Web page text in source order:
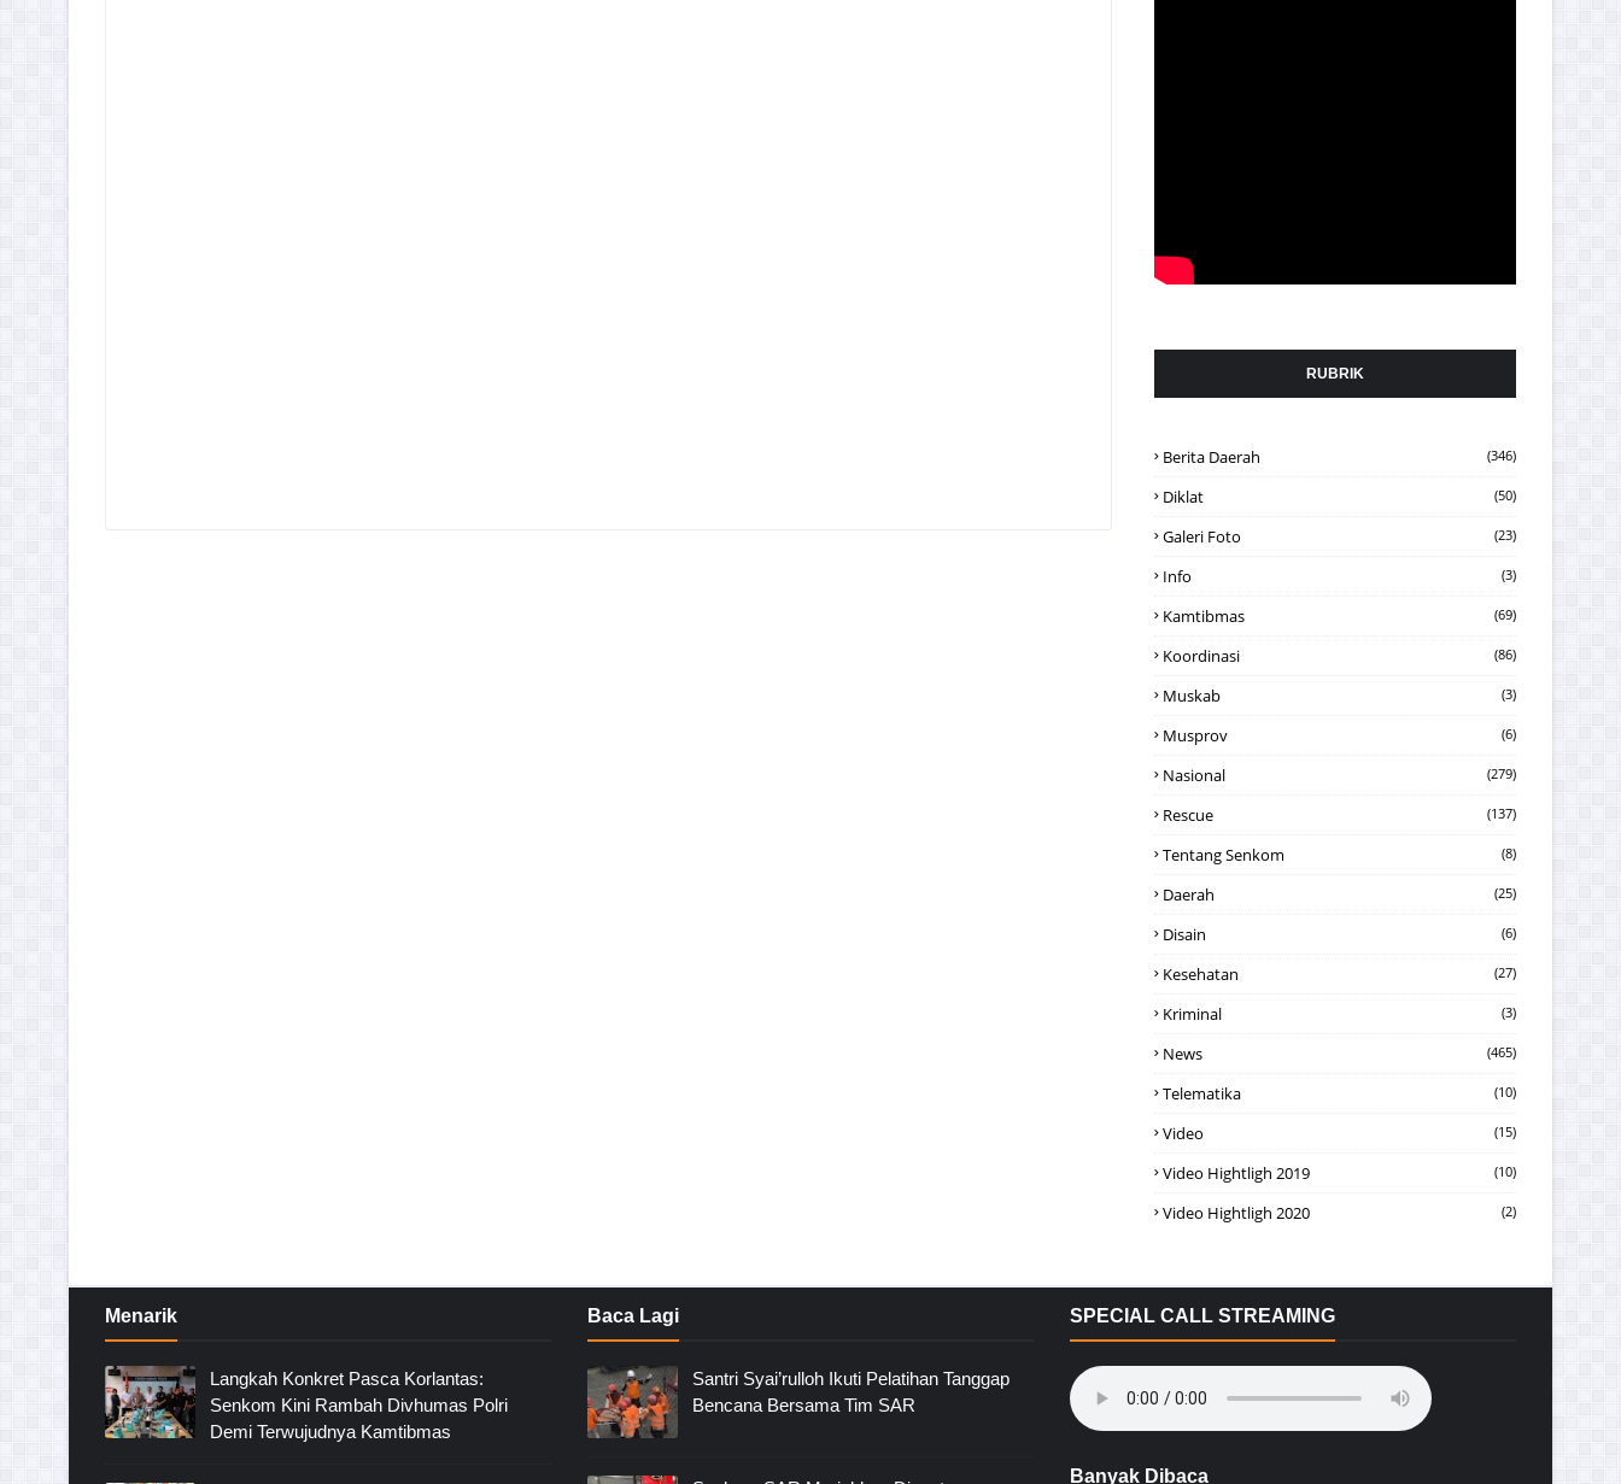
RUBRIK
Berita Daerah (346)
Diklat (50)
Galeri Foto (23)
Info (3)
Kamtibmas (69)
Koordinasi (86)
Muskab (3)
Musprov (6)
Nasional (279)
Rescue (137)
Tentang Senkom (8)
Daerah (25)
Disain (6)
Kesehatan (27)
Kriminal (3)
News (465)
Telematika (10)
Video (15)
Video Hightligh 2019 (10)
Video Hightligh 2020 (2)
Menarik
Langkah Konkret Pasca Korlantas:
Senkom Kini Rambah Divhumas Polri
Demi Terwujudnya Kamtibmas
Baca Lagi
Santri Syai’rulloh Ikuti Pelatihan Tanggap
Bencana Bersama Tim SAR
SPECIAL CALL STREAMING
Banyak Dibaca